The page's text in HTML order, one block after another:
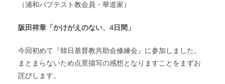
（浦和バプテスト教会員・華道家）
阪田祥章「かけがえのない、4日間」
今回初めて『韓日基督教共助会修練会』に参加しました。
まとまらないため点景描写の感想となりますことをまずお
詫びします。